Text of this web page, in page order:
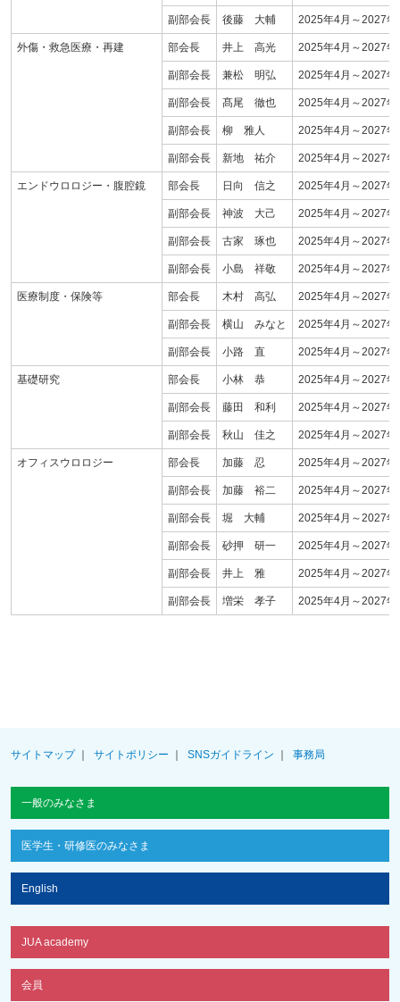
副部会長 後藤 大輔 2025年4月～2027年
外傷・救急医療・再建 部会長 井上 高光 2025年4月～2027年
副部会長 兼松 明弘 2025年4月～2027年
副部会長 髙尾 徹也 2025年4月～2027年
副部会長 柳 雅人 2025年4月～2027年
副部会長 新地 祐介 2025年4月～2027年
エンドウロロジー・腹腔鏡 部会長 日向 信之 2025年4月～2027年
副部会長 神波 大己 2025年4月～2027年
副部会長 古家 琢也 2025年4月～2027年
副部会長 小島 祥敬 2025年4月～2027年
医療制度・保険等 部会長 木村 高弘 2025年4月～2027年
副部会長 横山 みなと 2025年4月～2027年
副部会長 小路 直 2025年4月～2027年
基礎研究 部会長 小林 恭 2025年4月～2027年
副部会長 藤田 和利 2025年4月～2027年
副部会長 秋山 佳之 2025年4月～2027年
オフィスウロロジー 部会長 加藤 忍 2025年4月～2027年
副部会長 加藤 裕二 2025年4月～2027年
副部会長 堀 大輔 2025年4月～2027年
副部会長 砂押 研一 2025年4月～2027年
副部会長 井上 雅 2025年4月～2027年
副部会長 増栄 孝子 2025年4月～2027年
サイトマップ サイトポリシー SNSガイドライン 事務局
一般のみなさま
医学生・研修医のみなさま
English
JUA academy
会員